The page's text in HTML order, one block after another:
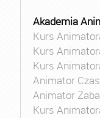
Akademia
Kurs
Kurs
Kurs
Animator
Animator
Kurs